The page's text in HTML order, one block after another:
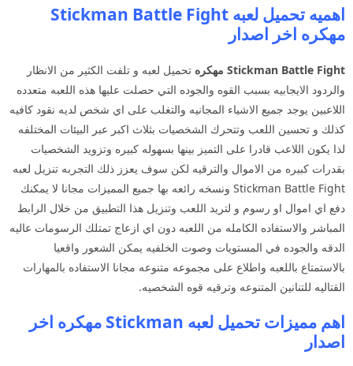
اهميه تحميل لعبه Stickman Battle Fight
مهكره اخر اصدار
Stickman Battle Fight مهكره
تحميل لعبه و تلفت الكثير من الانظار
والردود الايجابيه بسبب القوه والجوده التي حصلت عليها هذه اللعبه متعدده
اللاعبين يوجد جميع الاشياء المجانيه والتغلب على اي شخص لديه نقود كافيه
كذلك و تحسين اللعب وتتحرك الشخصيات بثلاث اكبر عبر البيئات المختلفه
لذا يكون اللاعب قادرا على التميز بينها بسهوله كبيره وتزويد الشخصيات
بقدرات كبيره من الاموال والترقيه لكن سوف يعزز ذلك التجربه تنزيل لعبه
Stickman Battle Fight ونسخه رائعه بها جميع المميزات مجانا لا يمكنك
دفع اي اموال او رسوم و لتريد اللعب وتنزيل هذا التطبيق من خلال الرابط
المباشر والاستفاده الكامله من اللعبه دون اي ازعاج تمتلك الرسومات عاليه
الدقه والجوده في المستويات وصوت الخلفيه يمكن الشعور واقعيا
بالاستمتاع باللعبه واطلاع على مجموعه متنوعه مجانا الاستفاده بالمهارات
القتاليه للتنانين المتنوعه وترقيه قوه الشخصيه.
اهم مميزات تحميل لعبه Stickman مهكره اخر
اصدار